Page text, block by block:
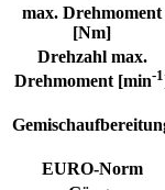
max. Drehmoment
[Nm]
Drehzahl max.
Drehmoment [min-1
EURO-Norm